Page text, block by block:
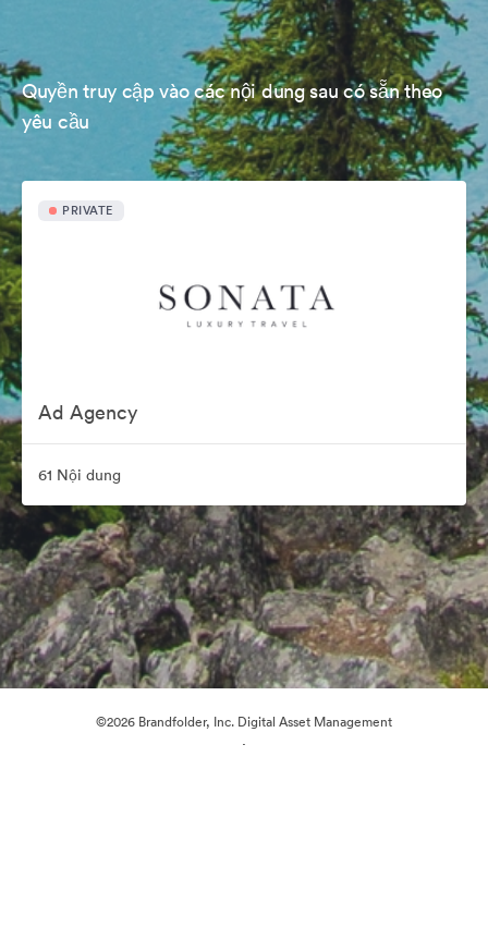
Quyền truy cập vào các nội dung sau có sẵn theo
yêu cầu
PRIVATE
Ad Agency
61 Nội dung
©2026 Brandfolder, Inc. Digital Asset Management
·